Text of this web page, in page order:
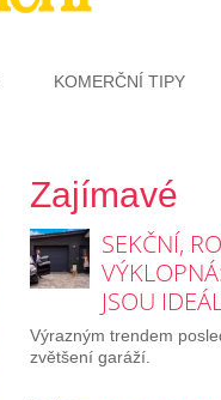
KOMERČNÍ TIPY
Zajímavé
SEKČNÍ,
JSOU
Výrazným trendem
zvětšení garáží.